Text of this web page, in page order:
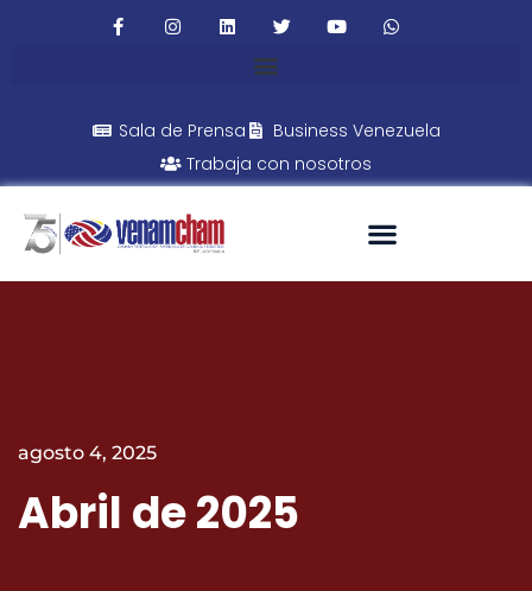
Sala de Prensa
Business Venezuela
Trabaja con nosotros
agosto 4, 2025
Abril de 2025